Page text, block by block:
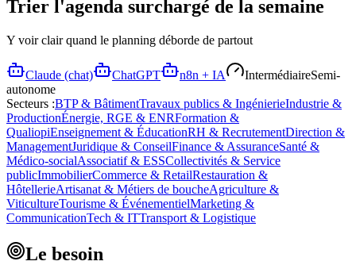
Trier l'agenda surchargé de la semaine
Y voir clair quand le planning déborde de partout
Claude (chat) ChatGPT n8n + IA IntermédiaireSemi-
autonome
Secteurs :BTP & BâtimentTravaux publics & IngénierieIndustrie &
ProductionÉnergie, RGE & ENRFormation &
QualiopiEnseignement & ÉducationRH & RecrutementDirection &
ManagementJuridique & ConseilFinance & AssuranceSanté &
Médico-socialAssociatif & ESSCollectivités & Service
publicImmobilierCommerce & RetailRestauration &
HôtellerieArtisanat & Métiers de boucheAgriculture &
ViticultureTourisme & ÉvénementielMarketing &
CommunicationTech & ITTransport & Logistique
Le besoin